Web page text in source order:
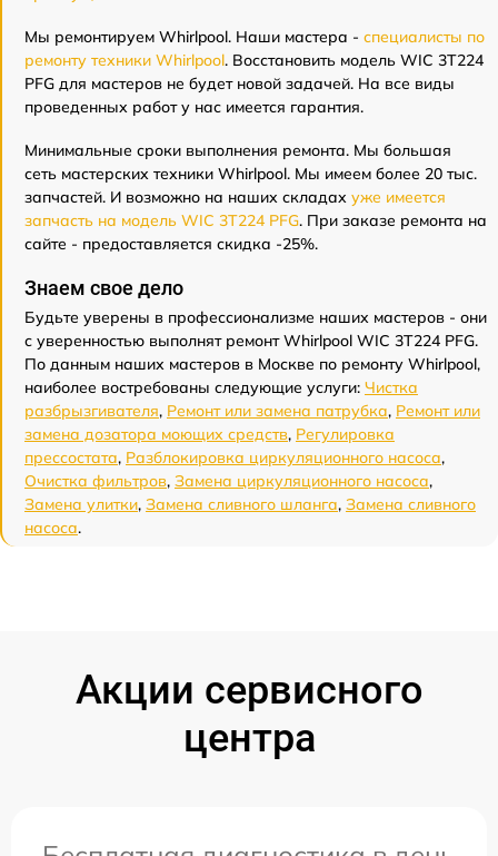
Мы ремонтируем Whirlpool. Наши мастера - специалисты по
ремонту техники Whirlpool. Восстановить модель WIC 3T224
PFG для мастеров не будет новой задачей. На все виды
проведенных работ у нас имеется гарантия.
Минимальные сроки выполнения ремонта. Мы большая
сеть мастерских техники Whirlpool. Мы имеем более 20 тыс.
запчастей. И возможно на наших складах уже имеется
запчасть на модель WIC 3T224 PFG. При заказе ремонта на
сайте - предоставляется скидка -25%.
Знаем свое дело
Будьте уверены в профессионализме наших мастеров - они
с уверенностью выполнят ремонт Whirlpool WIC 3T224 PFG.
По данным наших мастеров в Москве по ремонту Whirlpool,
наиболее востребованы следующие услуги: Чистка
разбрызгивателя, Ремонт или замена патрубка, Ремонт или
замена дозатора моющих средств, Регулировка
прессостата, Разблокировка циркуляционного насоса,
Очистка фильтров, Замена циркуляционного насоса,
Замена улитки, Замена сливного шланга, Замена сливного
насоса.
Акции сервисного
центра